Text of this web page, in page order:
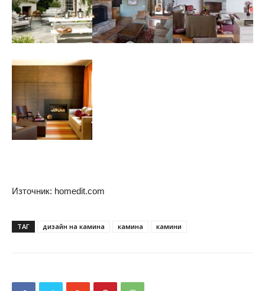
Източник: homedit.com
ТАГ дизайн на камина камина камини